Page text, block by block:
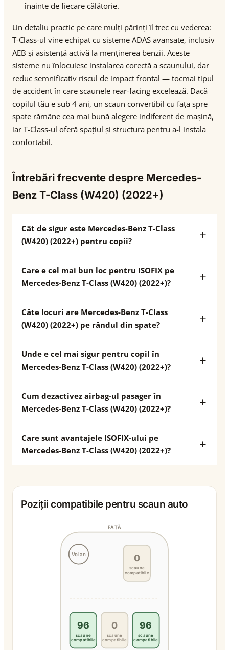
înainte de fiecare călătorie.
Un detaliu practic pe care mulți părinți îl trec cu vederea:
T-Class-ul vine echipat cu sisteme ADAS avansate, inclusiv
AEB și asistență activă la menținerea benzii. Aceste
sisteme nu înlocuiesc instalarea corectă a scaunului, dar
reduc semnificativ riscul de impact frontal — tocmai tipul
de accident în care scaunele rear-facing excelează. Dacă
copilul tău e sub 4 ani, un scaun convertibil cu fața spre
spate rămâne cea mai bună alegere indiferent de mașină,
iar T-Class-ul oferă spațiul și structura pentru a-l instala
confortabil.
Întrebări frecvente despre Mercedes-
Benz T-Class (W420) (2022+)
Cât de sigur este Mercedes-Benz T-Class
(W420) (2022+) pentru copii?
Care e cel mai bun loc pentru ISOFIX pe
Mercedes-Benz T-Class (W420) (2022+)?
Câte locuri are Mercedes-Benz T-Class
(W420) (2022+) pe rândul din spate?
Unde e cel mai sigur pentru copil în
Mercedes-Benz T-Class (W420) (2022+)?
Cum dezactivez airbag-ul pasager în
Mercedes-Benz T-Class (W420) (2022+)?
Care sunt avantajele ISOFIX-ului pe
Mercedes-Benz T-Class (W420) (2022+)?
Poziții compatibile pentru scaun auto
Volan
FAȚĂ
0
scaune
compatibile
96
scaune
compatibile
0
scaune
compatibile
96
scaune
compatibile